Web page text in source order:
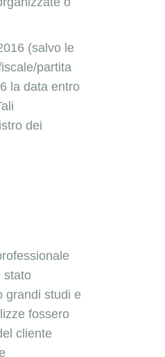
(salvo le
partita
la data entro
dei
stato
grandi studi e
fossero
cliente